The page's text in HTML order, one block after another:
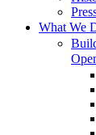
What We